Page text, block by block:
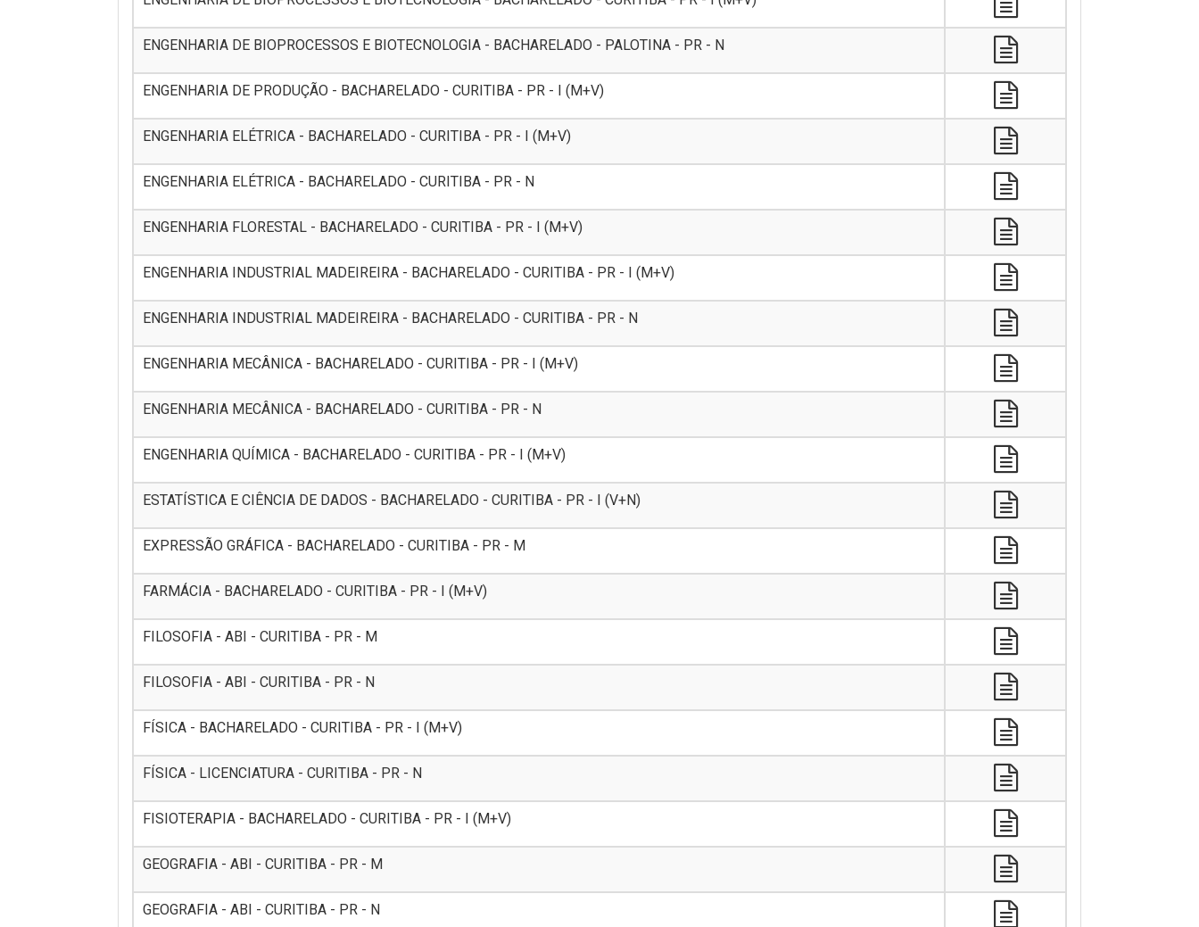
ENGENHARIA DE BIOPROCESSOS E BIOTECNOLOGIA - BACHARELADO - PALOTINA - PR - N
ENGENHARIA DE PRODUÇÃO - BACHARELADO - CURITIBA - PR - I (M+V)
ENGENHARIA ELÉTRICA - BACHARELADO - CURITIBA - PR - I (M+V)
ENGENHARIA ELÉTRICA - BACHARELADO - CURITIBA - PR - N
ENGENHARIA FLORESTAL - BACHARELADO - CURITIBA - PR - I (M+V)
ENGENHARIA INDUSTRIAL MADEIREIRA - BACHARELADO - CURITIBA - PR - I (M+V)
ENGENHARIA INDUSTRIAL MADEIREIRA - BACHARELADO - CURITIBA - PR - N
ENGENHARIA MECÂNICA - BACHARELADO - CURITIBA - PR - I (M+V)
ENGENHARIA MECÂNICA - BACHARELADO - CURITIBA - PR - N
ENGENHARIA QUÍMICA - BACHARELADO - CURITIBA - PR - I (M+V)
ESTATÍSTICA E CIÊNCIA DE DADOS - BACHARELADO - CURITIBA - PR - I (V+N)
EXPRESSÃO GRÁFICA - BACHARELADO - CURITIBA - PR - M
FARMÁCIA - BACHARELADO - CURITIBA - PR - I (M+V)
FILOSOFIA - ABI - CURITIBA - PR - M
FILOSOFIA - ABI - CURITIBA - PR - N
FÍSICA - BACHARELADO - CURITIBA - PR - I (M+V)
FÍSICA - LICENCIATURA - CURITIBA - PR - N
FISIOTERAPIA - BACHARELADO - CURITIBA - PR - I (M+V)
GEOGRAFIA - ABI - CURITIBA - PR - M
GEOGRAFIA - ABI - CURITIBA - PR - N